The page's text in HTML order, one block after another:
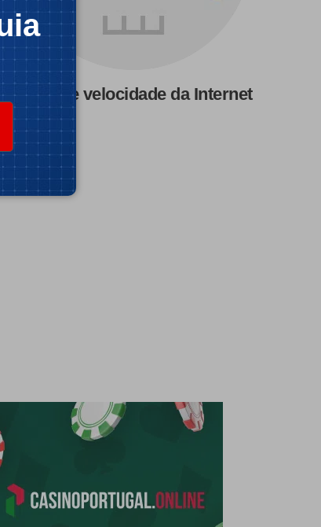
Teste de velocidade da Internet